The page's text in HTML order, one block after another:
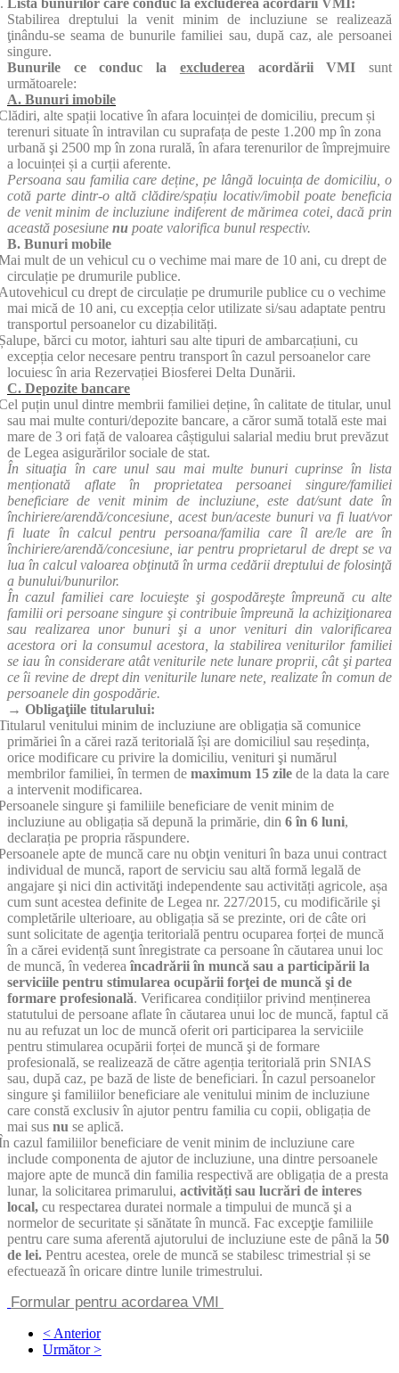
Lista bunurilor care conduc la excluderea acordării VMI:
Stabilirea dreptului la venit minim de incluziune se realizează
ţinându-se seama de bunurile familiei sau, după caz, ale persoanei
singure.
Bunurile ce conduc la excludereaacordării VMIsunt
următoarele:
A. Bunuri imobile
alte spații locative în afara locuinței de domiciliu, precum și
terenuri situate în intravilan cu suprafața de peste 1.200 mp în zona
urbană şi 2500 mp în zona rurală, în afara terenurilor de împrejmuire
a locuinței și a curții aferente.
Persoana sau familia care deține, pe lângă locuința de domiciliu, o
cotă parte dintr-o altă clădire/spațiu locativ/imobil poate beneficia
de venit minim de incluziune indiferent de mărimea cotei, dacă prin
această posesiune nu poate valorifica bunul respectiv.
B. Bunuri mobile
mult de un vehicul cu o vechime mai mare de 10 ani, cu drept de
circulație pe drumurile publice.
cu drept de circulație pe drumurile publice cu o vechime
mai mică de 10 ani, cu excepția celor utilizate si/sau adaptate pentru
transportul persoanelor cu dizabilități.
bărci cu motor, iahturi sau alte tipuri de ambarcațiuni, cu
excepția celor necesare pentru transport în cazul persoanelor care
locuiesc în aria Rezervației Biosferei Delta Dunării.
C. Depozite bancare
puțin unul dintre membrii familiei deține, în calitate de titular, unul
sau mai multe conturi/depozite bancare, a căror sumă totală este mai
mare de 3 ori față de valoarea câștigului salarial mediu brut prevăzut
de Legea asigurărilor sociale de stat.
În situaţia în care unul sau mai multe bunuri cuprinse în lista
menționată aflate în proprietatea persoanei singure/familiei
beneficiare de venit minim de incluziune, este dat/sunt date în
închiriere/arendă/concesiune, acest bun/aceste bunuri va fi luat/vor
fi luate în calcul pentru persoana/familia care îl are/le are în
închiriere/arendă/concesiune, iar pentru proprietarul de drept se va
lua în calcul valoarea obţinută în urma cedării dreptului de folosinţă
a bunului/bunurilor.
În cazul familiei care locuieşte şi gospodăreşte împreună cu alte
familii ori persoane singure şi contribuie împreună la achiziţionarea
sau realizarea unor bunuri şi a unor venituri din valorificarea
acestora ori la consumul acestora, la stabilirea veniturilor familiei
se iau în considerare atât veniturile nete lunare proprii, cât şi partea
ce îi revine de drept din veniturile lunare nete, realizate în comun de
persoanele din gospodărie.
→ Obligaţiile titularului:
venitului minim de incluziune are obligația să comunice
primăriei în a cărei rază teritorială își are domiciliul sau reședința,
orice modificare cu privire la domiciliu, venituri şi numărul
membrilor familiei, în termen de maximum 15 zile de la data la care
a intervenit modificarea.
singure şi familiile beneficiare de venit minim de
incluziune au obligația să depună la primărie, din 6 în 6 luni,
declarația pe propria răspundere.
apte de muncă care nu obţin venituri în baza unui contract
individual de muncă, raport de serviciu sau altă formă legală de
angajare şi nici din activităţi independente sau activități agricole, așa
cum sunt acestea definite de Legea nr. 227/2015, cu modificările şi
completările ulterioare, au obligația să se prezinte, ori de câte ori
sunt solicitate de agenţia teritorială pentru ocuparea forței de muncă
în a cărei evidență sunt înregistrate ca persoane în căutarea unui loc
de muncă, în vederea încadrării în muncă sau a participării la
serviciile pentru stimularea ocupării forţei de muncă şi de
formare profesională. Verificarea condițiilor privind menținerea
statutului de persoane aflate în căutarea unui loc de muncă, faptul că
nu au refuzat un loc de muncă oferit ori participarea la serviciile
pentru stimularea ocupării forței de muncă şi de formare
profesională, se realizează de către agenția teritorială prin SNIAS
sau, după caz, pe bază de liste de beneficiari. În cazul persoanelor
singure şi familiilor beneficiare ale venitului minim de incluziune
care constă exclusiv în ajutor pentru familia cu copii, obligația de
mai sus nu se aplică.
cazul familiilor beneficiare de venit minim de incluziune care
include componenta de ajutor de incluziune, una dintre persoanele
majore apte de muncă din familia respectivă are obligația de a presta
lunar, la solicitarea primarului, activități sau lucrări de interes
local, cu respectarea duratei normale a timpului de muncă şi a
normelor de securitate și sănătate în muncă. Fac excepţie familiile
pentru care suma aferentă ajutorului de incluziune este de până la 50
de lei. Pentru acestea, orele de muncă se stabilesc trimestrial și se
efectuează în oricare dintre lunile trimestrului.
Formular pentru acordarea VMI
< Anterior
Următor >